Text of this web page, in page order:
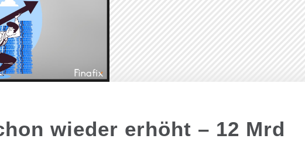
wieder erhöht – 12 Mrd